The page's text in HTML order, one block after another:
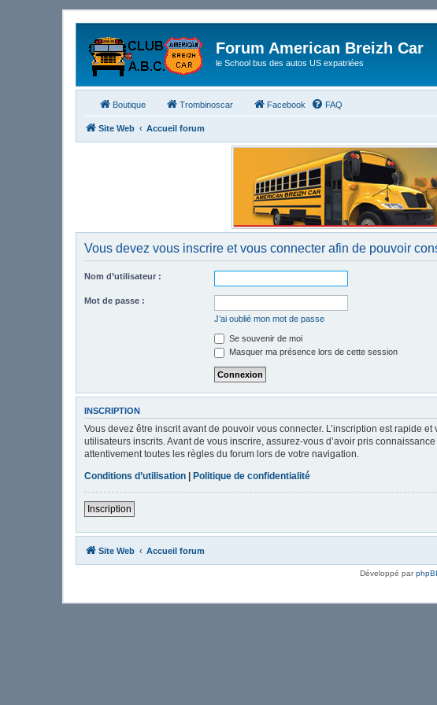
Forum American Breizh Car
le School bus des autos US expatriées
Boutique Trombinoscar Facebook FAQ
Site Web Accueil forum
Vous devez vous inscrire et vous connecter afin de pouvoir
Nom d’utilisateur :
Mot de passe :
J’ai oublié mon mot de passe
Se souvenir de moi
Masquer ma présence lors de cette session
INSCRIPTION
Vous devez être inscrit avant de pouvoir vous connecter. L’inscription est rapide
utilisateurs inscrits. Avant de vous inscrire, assurez-vous d’avoir pris
attentivement toutes les règles du forum lors de votre navigation.
Conditions d’utilisation
Politique de confidentialité
Inscription
Site Web Accueil forum
Développé par